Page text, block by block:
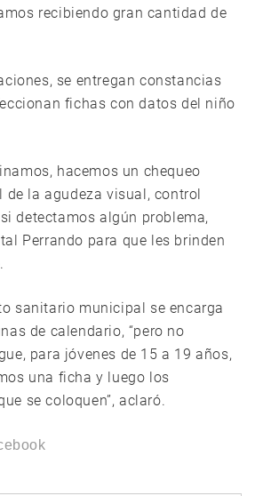
recibiendo gran cantidad de
se entregan constancias
fichas con datos del niño
hacemos un chequeo
de la agudeza visual, control
detectamos algún problema,
Perrando para que les brinden
sanitario municipal se encarga
de calendario, “pero no
para jóvenes de 15 a 19 años,
una ficha y luego los
se coloquen”, aclaró.